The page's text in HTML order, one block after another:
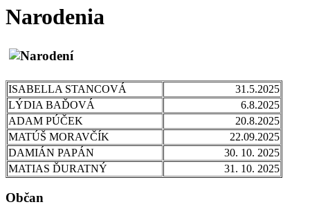
Narodenia
ISABELLA STANCOVÁ
31.5.2025
LÝDIA BAĎOVÁ
6.8.2025
ADAM PÚČEK
20.8.2025
MATÚŠ MORAVČÍK
22.09.2025
DAMIÁN PAPÁN
30. 10. 2025
MATIAS ĎURATNÝ
31. 10. 2025
Občan